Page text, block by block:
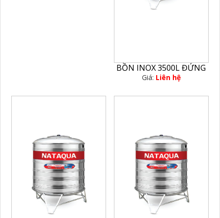
BỒN INOX 3500L ĐỨNG
Giá: Liên hệ